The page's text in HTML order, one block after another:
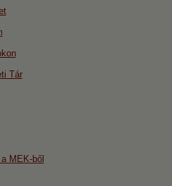
Tár
MEK-ből